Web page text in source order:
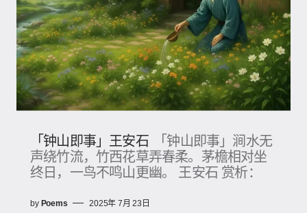
「钟山即事」王安石
「钟山即事」涧水无
声绕竹流，竹西花草弄春柔。茅檐相对坐
终日，一鸟不鸣山更幽。 王安石 赏析：
by Poems 2025年 7月 23日